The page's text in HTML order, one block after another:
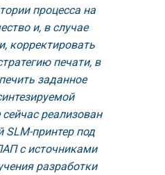
процесса на
и, в случае
корректировать
печати, в
заданное
реализован
SLM-принтер под
с источниками
разработки